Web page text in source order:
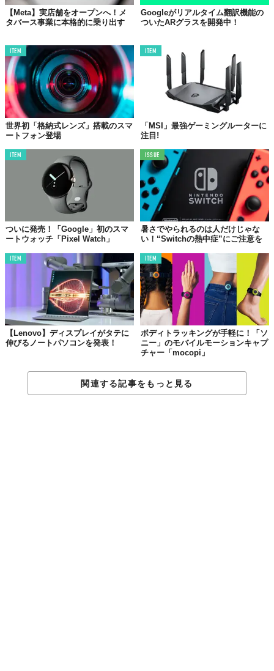
【Meta】実店舗をオープンへ！メ
タバース事業に本格的に乗り出す
Googleがリアルタイム翻訳機能の
ついたARグラスを開発中！
ITEM
世界初「格納式レンズ」搭載のスマ
ートフォン登場
ITEM
「MSI」最強ゲーミングルーターに
注目!
ITEM
ついに発売！「Google」初のスマ
ートウォッチ「Pixel Watch」
ISSUE
暑さでやられるのは人だけじゃな
い！“Switchの熱中症”にご注意を
ITEM
【Lenovo】ディスプレイがタテに
伸びるノートパソコンを発表！
ITEM
ボディトラッキングが手軽に！「ソ
ニー」のモバイルモーションキャプ
チャー「mocopi」
関連する記事をもっと見る